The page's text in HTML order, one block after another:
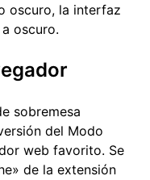
oscuro, la interfaz
oscuro.
sobremesa
del Modo
web favorito. Se
de la extensión